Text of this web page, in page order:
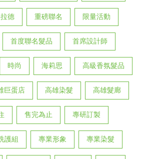
德 重磅聯名 限量活動
首度聯名髮品 首席設計師
時尚 海莉思 高級香氛髮品
巨蛋店 高雄染髮 高雄髮廊
售完為止 專研訂製
護組 專業形象 專業染髮